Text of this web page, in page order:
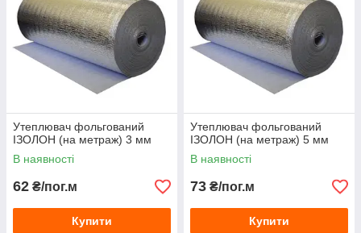
Утеплювач фольгований
ІЗОЛОН (на метраж) 3 мм
В наявності
62 ₴/пог.м
Купити
Утеплювач фольгований
ІЗОЛОН (на метраж) 5 мм
В наявності
73 ₴/пог.м
Купити